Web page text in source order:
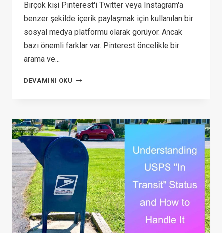
Birçok kişi Pinterest'i Twitter veya Instagram'a
benzer şekilde içerik paylaşmak için kullanılan bir
sosyal medya platformu olarak görüyor. Ancak
bazı önemli farklar var. Pinterest öncelikle bir
arama ve…
DEVAMINI OKU HOW
MONEY
ON
PINTEREST:
PROVEN
STRATEGIES
2026